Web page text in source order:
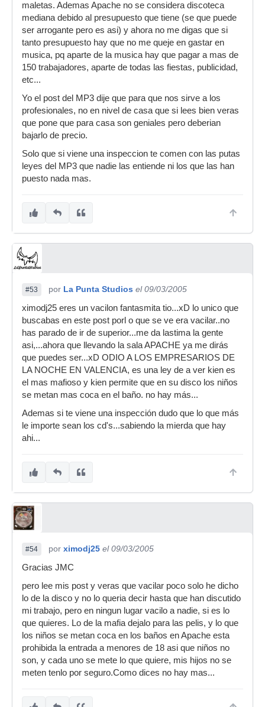
maletas. Ademas Apache no se considera discoteca
mediana debido al presupuesto que tiene (se que puede
ser arrogante pero es asi) y ahora no me digas que si
tanto presupuesto hay que no me queje en gastar en
musica, pq aparte de la musica hay que pagar a mas de
150 trabajadores, aparte de todas las fiestas, publicidad,
etc...
Yo el post del MP3 dije que para que nos sirve a los
profesionales, no en nivel de casa que si lees bien veras
que pone que para casa son geniales pero deberian
bajarlo de precio.
Solo que si viene una inspeccion te comen con las putas
leyes del MP3 que nadie las entiende ni los que las han
puesto nada mas.
#53 por La Punta Studios el 09/03/2005
ximodj25 eres un vacilon fantasmita tio...xD lo unico que
buscabas en este post porl o que se ve era vacilar..no
has parado de ir de superior...me da lastima la gente
asi,...ahora que llevando la sala APACHE ya me dirás
que puedes ser...xD ODIO A LOS EMPRESARIOS DE
LA NOCHE EN VALENCIA, es una ley de a ver kien es
el mas mafioso y kien permite que en su disco los niños
se metan mas coca en el baño. no hay más...
Ademas si te viene una inspección dudo que lo que más
le importe sean los cd's...sabiendo la mierda que hay
ahi...
#54 por ximodj25 el 09/03/2005
Gracias JMC
pero lee mis post y veras que vacilar poco solo he dicho
lo de la disco y no lo queria decir hasta que han discutido
mi trabajo, pero en ningun lugar vacilo a nadie, si es lo
que quieres. Lo de la mafia dejalo para las pelis, y lo que
los niños se metan coca en los baños en Apache esta
prohibida la entrada a menores de 18 asi que niños no
son, y cada uno se mete lo que quiere, mis hijos no se
meten tenlo por seguro.Como dices no hay mas...